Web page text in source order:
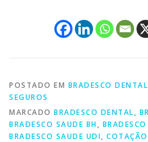
POSTADO EM BRADESCO DENTAL
SEGUROS
MARCADO BRADESCO DENTAL,
BRADESCO SAUDE BH,
BRADESCO SAUDE UDI,